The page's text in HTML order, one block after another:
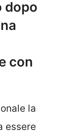
dopo
con
la
essere